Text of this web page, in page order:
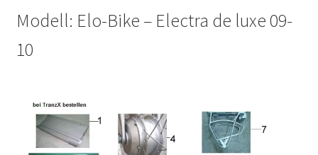
Modell: Elo-Bike – Electra de luxe 09-
10